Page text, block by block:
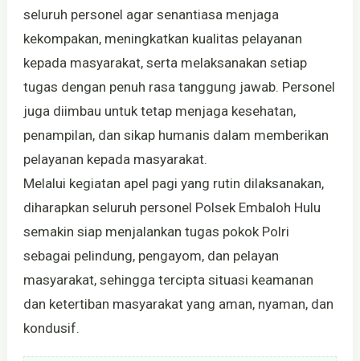
seluruh personel agar senantiasa menjaga
kekompakan, meningkatkan kualitas pelayanan
kepada masyarakat, serta melaksanakan setiap
tugas dengan penuh rasa tanggung jawab. Personel
juga diimbau untuk tetap menjaga kesehatan,
penampilan, dan sikap humanis dalam memberikan
pelayanan kepada masyarakat.
Melalui kegiatan apel pagi yang rutin dilaksanakan,
diharapkan seluruh personel Polsek Embaloh Hulu
semakin siap menjalankan tugas pokok Polri
sebagai pelindung, pengayom, dan pelayan
masyarakat, sehingga tercipta situasi keamanan
dan ketertiban masyarakat yang aman, nyaman, dan
kondusif.